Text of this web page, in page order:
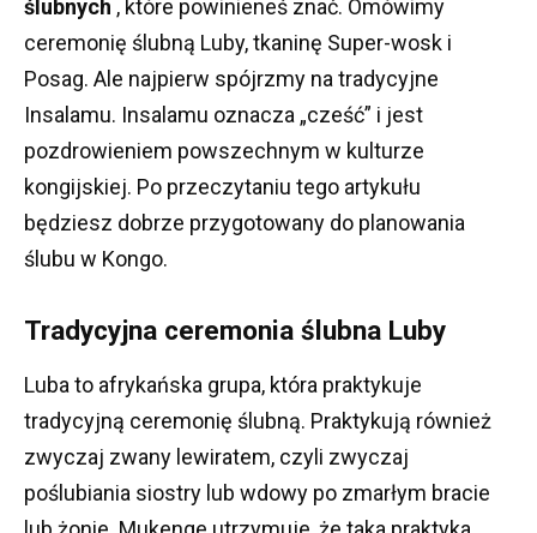
ślubnych , które powinieneś znać. Omówimy
ceremonię ślubną Luby, tkaninę Super-wosk i
Posag. Ale najpierw spójrzmy na tradycyjne
Insalamu. Insalamu oznacza „cześć” i jest
pozdrowieniem powszechnym w kulturze
kongijskiej. Po przeczytaniu tego artykułu
będziesz dobrze przygotowany do planowania
ślubu w Kongo.
Tradycyjna ceremonia ślubna Luby
Luba to afrykańska grupa, która praktykuje
tradycyjną ceremonię ślubną. Praktykują również
zwyczaj zwany lewiratem, czyli zwyczaj
poślubiania siostry lub wdowy po zmarłym bracie